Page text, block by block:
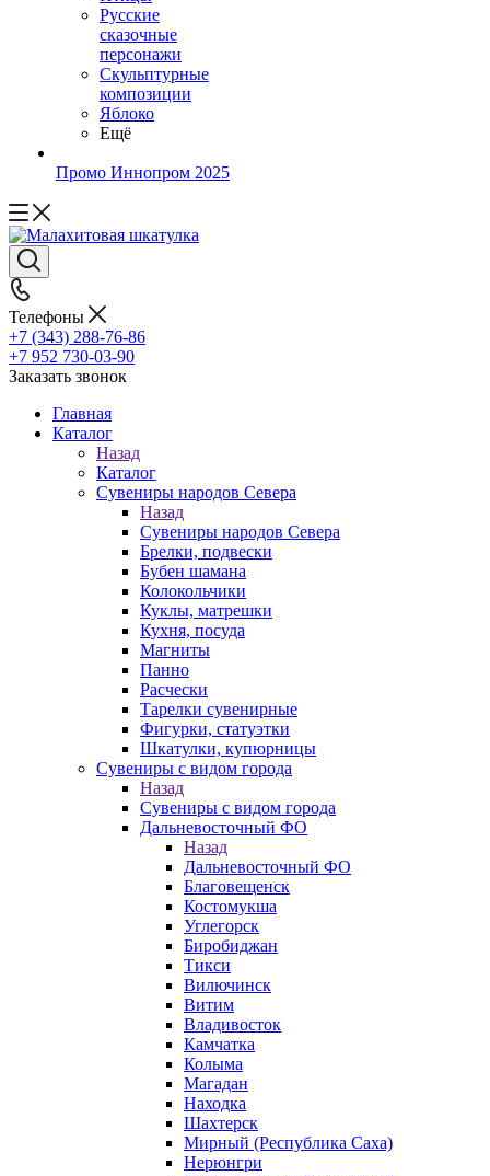
Русские
сказочные
персонажи
Скульптурные
композиции
Яблоко
Ещё
Промо Иннопром 2025
Телефоны
+7 (343) 288-76-86
+7 952 730-03-90
Заказать звонок
Главная
Каталог
Назад
Каталог
Сувениры народов Севера
Назад
Сувениры народов Севера
Брелки, подвески
Бубен шамана
Колокольчики
Куклы, матрешки
Кухня, посуда
Магниты
Панно
Расчески
Тарелки сувенирные
Фигурки, статуэтки
Шкатулки, купюрницы
Сувениры с видом города
Назад
Сувениры с видом города
Дальневосточный ФО
Назад
Дальневосточный ФО
Благовещенск
Костомукша
Углегорск
Биробиджан
Тикси
Вилючинск
Витим
Владивосток
Камчатка
Колыма
Магадан
Находка
Шахтерск
Мирный (Республика Саха)
Нерюнгри